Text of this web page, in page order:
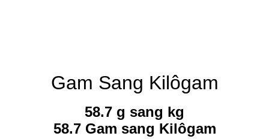
Gam Sang Kilôgam
58.7 g sang kg
58.7 Gam sang Kilôgam